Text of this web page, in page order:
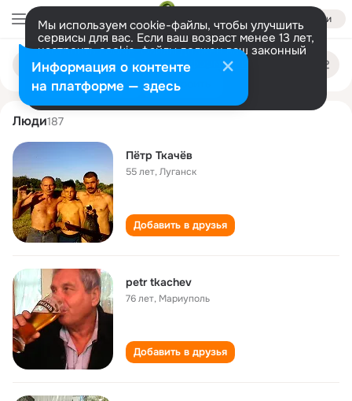
Войти
Мы используем cookie-файлы, чтобы улучшить
сервисы для вас. Если ваш возраст менее 13 лет,
настроить cookie-файлы должен ваш законный
представитель. Больше информации
Разрешить все Настроить
Поиск
людям
petr tkachev
Люди187
Пётр Ткачёв
55 лет,Луганск
Добавить в друзья
petr tkachev
76 лет, Мариуполь
Добавить в друзья
Информация о контенте
на платформе — здесь